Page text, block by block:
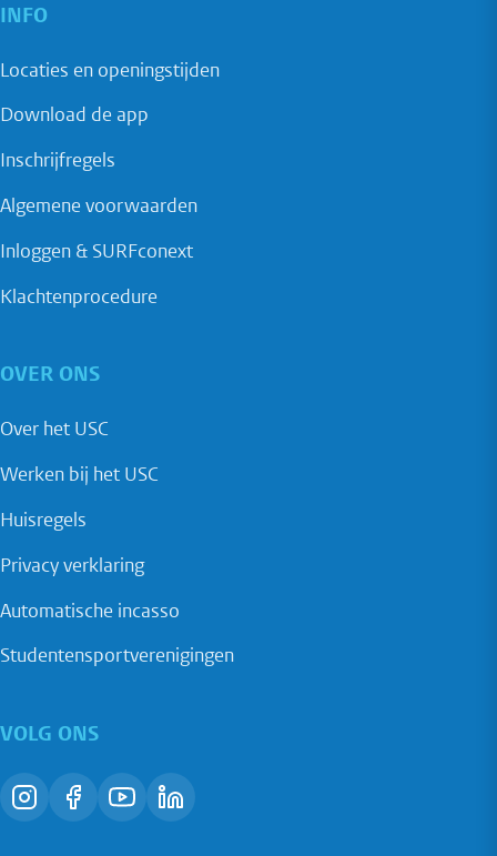
INFO
Locaties en openingstijden
Download de app
Inschrijfregels
Algemene voorwaarden
Inloggen & SURFconext
Klachtenprocedure
OVER ONS
Over het USC
Werken bij het USC
Huisregels
Privacy verklaring
Automatische incasso
Studentensportverenigingen
VOLG ONS